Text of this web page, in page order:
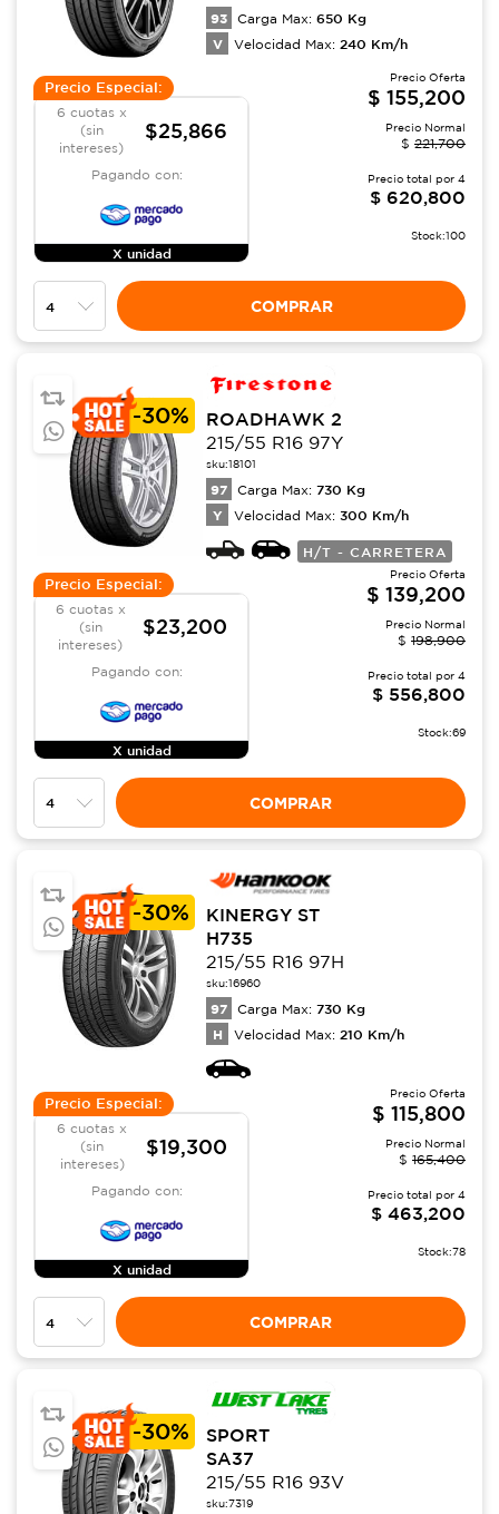
93 Carga Max: 650 Kg
V Velocidad Max: 240 Km/h
Precio Especial:
6 cuotas x
(sin
intereses)
$25,866
Pagando con:
X unidad
Precio Oferta
$ 155,200
Precio Normal
$ 221,700
Precio total por 4
$ 620,800
Stock:100
COMPRAR
-30%
ROADHAWK 2
215/55 R16 97Y
sku:18101
97 Carga Max: 730 Kg
Y Velocidad Max: 300 Km/h
H/T - CARRETERA
Precio Especial:
6 cuotas x
(sin
intereses)
$23,200
Pagando con:
X unidad
Precio Oferta
$ 139,200
Precio Normal
$ 198,900
Precio total por 4
$ 556,800
Stock:69
COMPRAR
-30%
KINERGY ST
H735
215/55 R16 97H
sku:16960
97 Carga Max: 730 Kg
H Velocidad Max: 210 Km/h
Precio Especial:
6 cuotas x
(sin
intereses)
$19,300
Pagando con:
X unidad
Precio Oferta
$ 115,800
Precio Normal
$ 165,400
Precio total por 4
$ 463,200
Stock:78
COMPRAR
-30%
SPORT
SA37
215/55 R16 93V
sku:7319